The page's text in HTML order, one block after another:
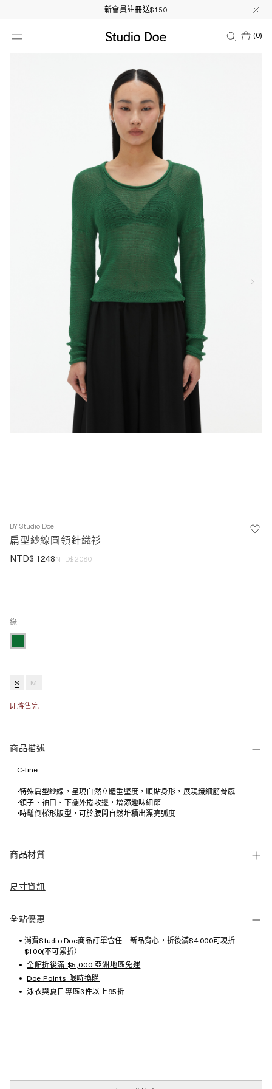
新會員註冊送$150
(0)
BY Studio Doe
扁型紗線圓領針織衫
NTD$ 1248NTD$2080
綠
S M
即將售完
商品描述
C-line
•特殊扁型紗線，呈現自然立體垂墜度，順貼身形，展現纖細筋骨感
•領子、袖口、下襬外捲收邊，增添趣味細節
•時髦倒梯形版型，可於腰間自然堆積出漂亮弧度
商品材質
尺寸資訊
全站優惠
消費Studio Doe商品訂單含任一新品背心，折後滿$4,000可現折
$100(不可累折）
全館折後滿 $5,000 亞洲地區免運
Doe Points 限時換購
泳衣與夏日專區3件以上95折